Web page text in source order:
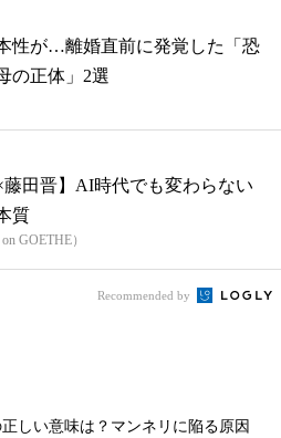
性が…離婚直前に発覚した「恐
の正体」2選
藤田晋】AI時代でも変わらない
質
GOETHE）
Recommended by
正しい意味は？マンネリに陥る原因